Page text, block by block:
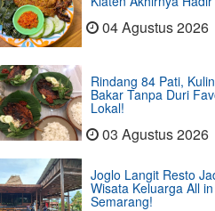
04 Agustus 2026
Rindang 84 Pati,
Bakar Tanpa Duri
Lokal!
03 Agustus 2026
Joglo Langit Resto
Wisata Keluarga All
Semarang!